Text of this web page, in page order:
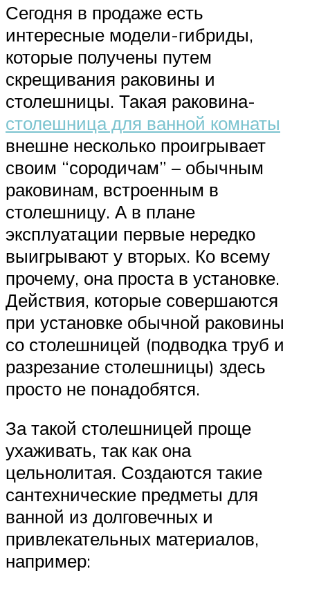
Сегодня в продаже есть
интересные модели-гибриды,
которые получены путем
скрещивания раковины и
столешницы. Такая раковина-
столешница для ванной комнаты
внешне несколько проигрывает
своим “сородичам” – обычным
раковинам, встроенным в
столешницу. А в плане
эксплуатации первые нередко
выигрывают у вторых. Ко всему
прочему, она проста в установке.
Действия, которые совершаются
при установке обычной раковины
со столешницей (подводка труб и
разрезание столешницы) здесь
просто не понадобятся.
За такой столешницей проще
ухаживать, так как она
цельнолитая. Создаются такие
сантехнические предметы для
ванной из долговечных и
привлекательных материалов,
например: